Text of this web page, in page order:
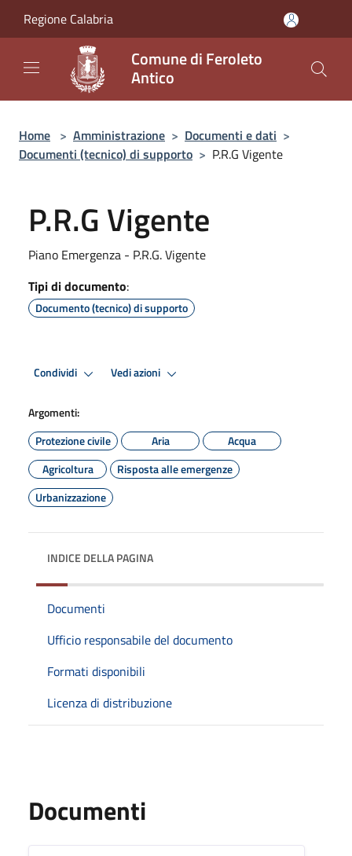
Regione Calabria
Comune di Feroleto
Antico
Home > Amministrazione > Documenti e dati >
Documenti (tecnico) di supporto > P.R.G Vigente
P.R.G Vigente
Piano Emergenza - P.R.G. Vigente
Tipi di documento:
Documento (tecnico) di supporto
Condividi Vedi azioni
Argomenti:
Protezione civile
Aria
Acqua
Agricoltura
Risposta alle emergenze
Urbanizzazione
INDICE DELLA PAGINA
Documenti
Ufficio responsabile del documento
Formati disponibili
Licenza di distribuzione
Documenti